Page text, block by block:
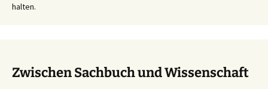
halten.
Zwischen Sachbuch und Wissenschaft